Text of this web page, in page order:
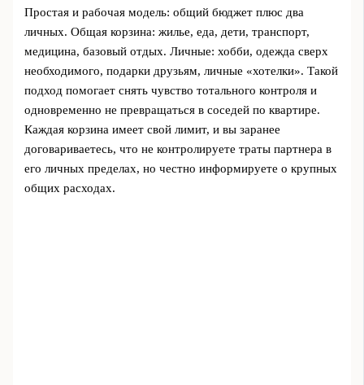
Простая и рабочая модель: общий бюджет плюс два
личных. Общая корзина: жилье, еда, дети, транспорт,
медицина, базовый отдых. Личные: хобби, одежда сверх
необходимого, подарки друзьям, личные «хотелки». Такой
подход помогает снять чувство тотального контроля и
одновременно не превращаться в соседей по квартире.
Каждая корзина имеет свой лимит, и вы заранее
договариваетесь, что не контролируете траты партнера в
его личных пределах, но честно информируете о крупных
общих расходах.